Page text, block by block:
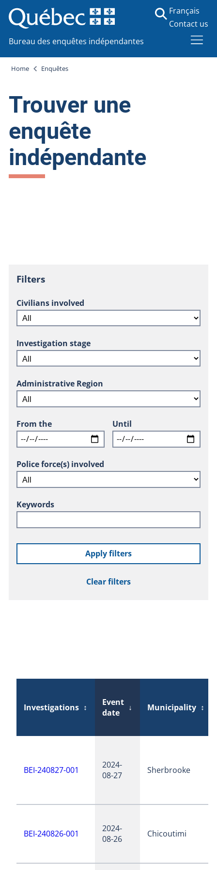
Bureau des enquêtes indépendantes
Français
Contact us
Home Enquêtes
Trouver une
enquête
indépendante
Filters
Civilians involved
Investigation stage
Administrative Region
From the Until
Police force(s) involved
Keywords
Apply filters
Clear filters
Investigations ↕
Event
date
↓ Municipality ↕
BEI-240827-001
2024-
08-27
Sherbrooke
BEI-240826-001
2024-
08-26
Chicoutimi